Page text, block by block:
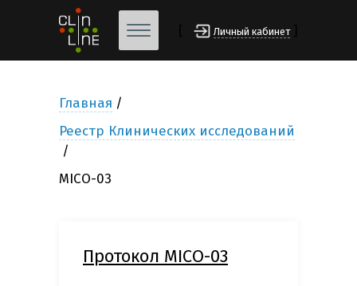
Личный кабинет
Главная
Реестр Клинических исследований
MICO-03
Протокол MICO-03